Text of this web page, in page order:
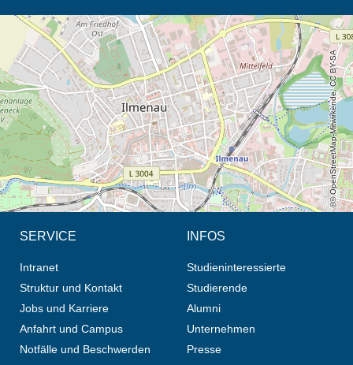
Öffnet die Anfahrtsbeschreibung in neuem Tab (Karte)
© OpenStreetMap-Mitwirkende, CC BY-SA
SERVICE
Intranet
Struktur und Kontakt
Jobs und Karriere
Anfahrt und Campus
Notfälle und Beschwerden
INFOS
Studieninteressierte
Studierende
Alumni
Unternehmen
Presse